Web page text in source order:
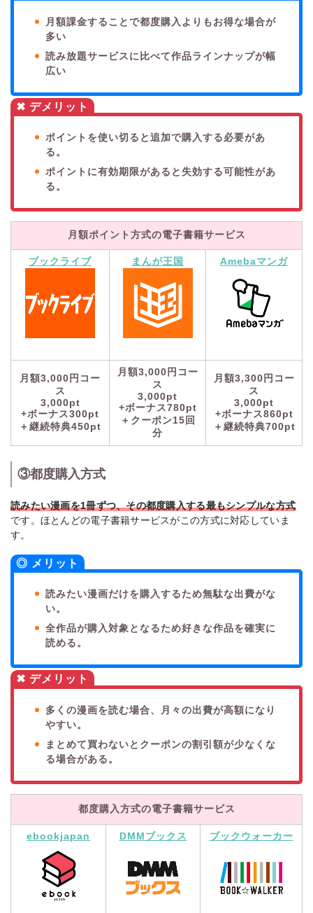
月額課金することで都度購入よりもお得な場合が
多い
読み放題サービスに比べて作品ラインナップが幅
広い
✖ デメリット
ポイントを使い切ると追加で購入する必要があ
る。
ポイントに有効期限があると失効する可能性があ
る。
月額ポイント方式の電子書籍サービス
ブックライブ まんが王国 Amebaマンガ
月額3,000円コー
ス
3,000pt
+ボーナス300pt
＋継続特典450pt
月額3,000円コー
ス
3,000pt
+ボーナス780pt
＋クーポン15回
分
月額3,300円コー
ス
3,000pt
+ボーナス860pt
＋継続特典700pt
③都度購入方式
読みたい漫画を1冊ずつ、その都度購入する最もシンプルな方式
です。ほとんどの電子書籍サービスがこの方式に対応していま
す。
◎ メリット
読みたい漫画だけを購入するため無駄な出費がな
い。
全作品が購入対象となるため好きな作品を確実に
読める。
✖ デメリット
多くの漫画を読む場合、月々の出費が高額になり
やすい。
まとめて買わないとクーポンの割引額が少なくな
る場合がある。
都度購入方式の電子書籍サービス
ebookjapan DMMブックス ブックウォーカー